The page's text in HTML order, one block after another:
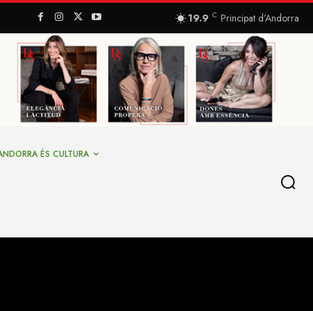
19.9 C Principat d’Andorra
ÉS CULTURA